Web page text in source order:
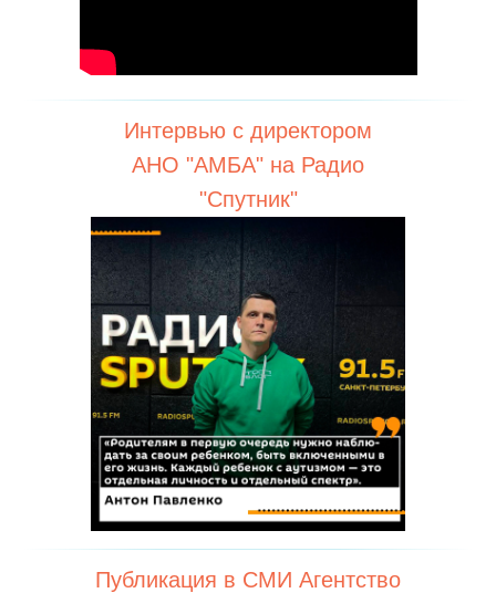
Интервью с директором
АНО "АМБА" на Радио
"Спутник"
Публикация в СМИ Агентство